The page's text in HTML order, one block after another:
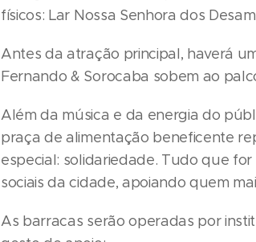
físicos: Lar Nossa Senhora dos
Antes da atração principal, haverá
Fernando & Sorocaba sobem ao
Além da música e da energia do
praça de alimentação beneficente
especial: solidariedade. Tudo que
sociais da cidade, apoiando quem
As barracas serão operadas por